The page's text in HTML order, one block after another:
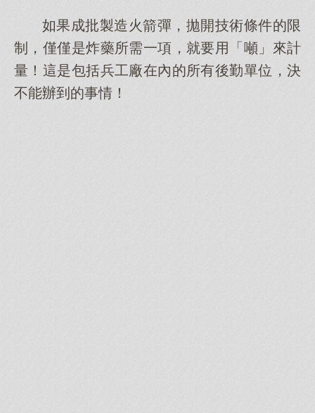
如果成批製造火箭彈，拋開技術條件的限
制，僅僅是炸藥所需一項，就要用「噸」來計
量！這是包括兵工廠在內的所有後勤單位，決
不能辦到的事情！